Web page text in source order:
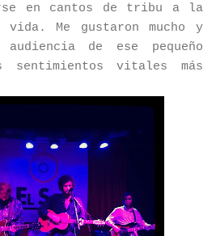
en cantos de tribu a la
Me gustaron mucho y
de ese pequeño
sentimientos vitales más